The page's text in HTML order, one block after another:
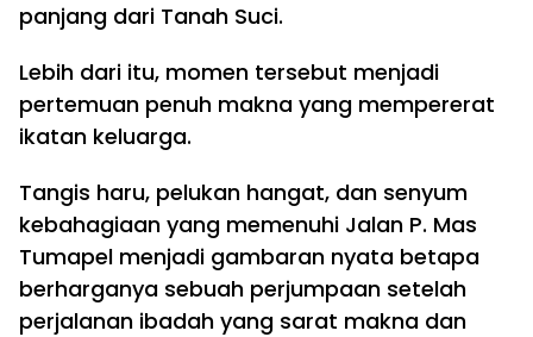
panjang dari Tanah Suci.
Lebih dari itu, momen tersebut menjadi
pertemuan penuh makna yang mempererat
ikatan keluarga.
Tangis haru, pelukan hangat, dan senyum
kebahagiaan yang memenuhi Jalan P. Mas
Tumapel menjadi gambaran nyata betapa
berharganya sebuah perjumpaan setelah
perjalanan ibadah yang sarat makna dan